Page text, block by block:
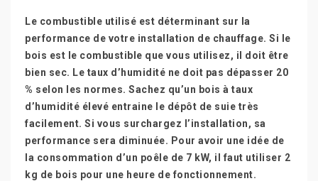
Le combustible utilisé est déterminant sur la
performance de votre installation de chauffage. Si le
bois est le combustible que vous utilisez, il doit être
bien sec. Le taux d’humidité ne doit pas dépasser 20
% selon les normes. Sachez qu’un bois à taux
d’humidité élevé entraine le dépôt de suie très
facilement. Si vous surchargez l’installation, sa
performance sera diminuée. Pour avoir une idée de
la consommation d’un poêle de 7 kW, il faut utiliser 2
kg de bois pour une heure de fonctionnement.